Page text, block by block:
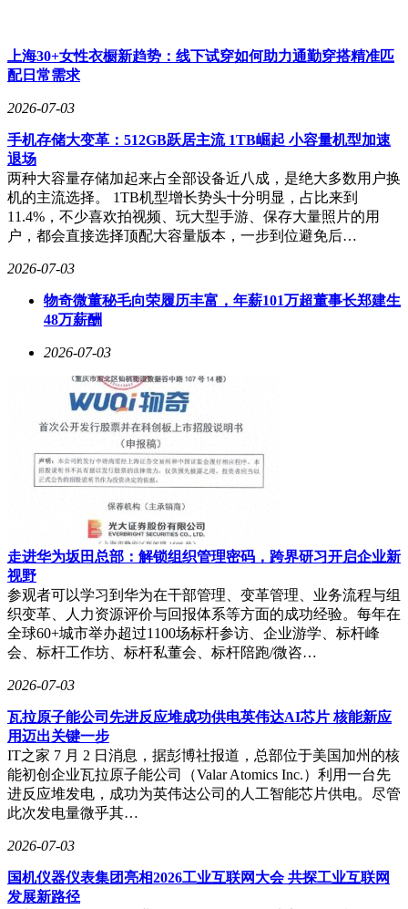
上海30+女性衣橱新趋势：线下试穿如何助力通勤穿搭精准匹
配日常需求
2026-07-03
手机存储大变革：512GB跃居主流 1TB崛起 小容量机型加速
退场
两种大容量存储加起来占全部设备近八成，是绝大多数用户换
机的主流选择。 1TB机型增长势头十分明显，占比来到
11.4%，不少喜欢拍视频、玩大型手游、保存大量照片的用
户，都会直接选择顶配大容量版本，一步到位避免后…
2026-07-03
物奇微董秘毛向荣履历丰富，年薪101万超董事长郑建生
48万薪酬
2026-07-03
走进华为坂田总部：解锁组织管理密码，跨界研习开启企业新
视野
参观者可以学习到华为在干部管理、变革管理、业务流程与组
织变革、人力资源评价与回报体系等方面的成功经验。每年在
全球60+城市举办超过1100场标杆参访、企业游学、标杆峰
会、标杆工作坊、标杆私董会、标杆陪跑/微咨…
2026-07-03
瓦拉原子能公司先进反应堆成功供电英伟达AI芯片 核能新应
用迈出关键一步
IT之家 7 月 2 日消息，据彭博社报道，总部位于美国加州的核
能初创企业瓦拉原子能公司（Valar Atomics Inc.）利用一台先
进反应堆发电，成功为英伟达公司的人工智能芯片供电。尽管
此次发电量微乎其…
2026-07-03
国机仪器仪表集团亮相2026工业互联网大会 共探工业互联网
发展新路径